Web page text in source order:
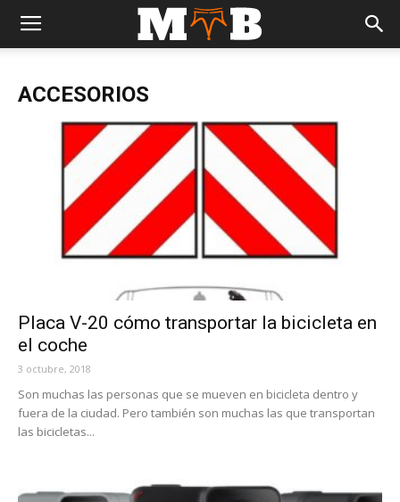
ACCESORIOS
Placa V-20 cómo transportar la bicicleta en
el coche
3 octubre, 2018
Son muchas las personas que se mueven en bicicleta dentro y
fuera de la ciudad. Pero también son muchas las que transportan
las bicicletas...